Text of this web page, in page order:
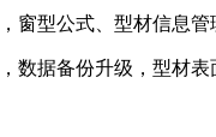
窗型公式、型材信息管
数据备份升级，型材表